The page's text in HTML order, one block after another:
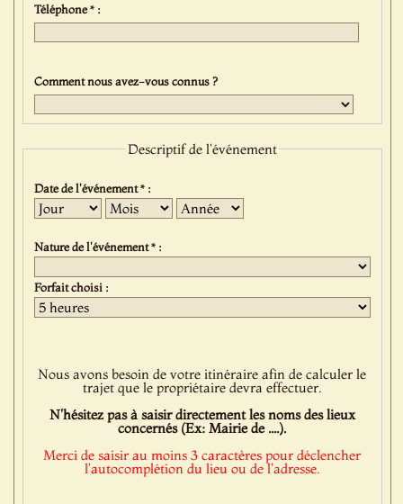
Téléphone * :
Comment nous avez-vous connus ?
Descriptif de l'événement
Date de l'événement * :
Jour Mois Année
Nature de l'événement * :
Forfait choisi :
Nous avons besoin de votre itinéraire afin de calculer le
trajet que le propriétaire devra effectuer.
N'hésitez pas à saisir directement les noms des lieux
concernés (Ex: Mairie de ....).
Merci de saisir au moins 3 caractères pour déclencher
l'autocomplétion du lieu ou de l'adresse.